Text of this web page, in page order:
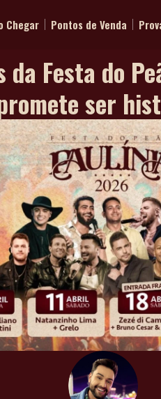
Chegar Pontos de Venda
da Festa do
ser